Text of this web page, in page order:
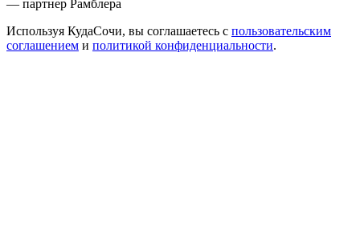
— партнер Рамблера
Используя КудаСочи, вы соглашаетесь с пользовательским
соглашением и политикой конфиденциальности.